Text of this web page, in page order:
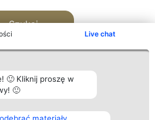
Live chat
🙂 Kliknij proszę w
🙂
Szukaj
Plebiscyt Kontakt